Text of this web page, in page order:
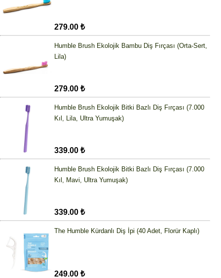
279.00 ₺
Humble Brush Ekolojik Bambu Diş Fırçası (Orta-Sert,
Lila)
279.00 ₺
Humble Brush Ekolojik Bitki Bazlı Diş Fırçası (7.000
Kıl, Lila, Ultra Yumuşak)
339.00 ₺
Humble Brush Ekolojik Bitki Bazlı Diş Fırçası (7.000
Kıl, Mavi, Ultra Yumuşak)
339.00 ₺
The Humble Kürdanlı Diş İpi (40 Adet, Florür Kaplı)
249.00 ₺